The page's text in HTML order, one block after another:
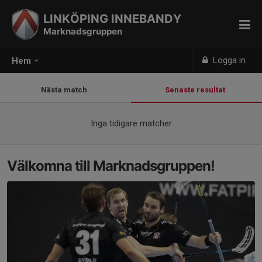
Hem Logga in
LINKÖPING INNEBANDY
Marknadsgruppen
Nästa match Senaste resultat
Inga tidigare matcher
Välkomna till Marknadsgruppen!